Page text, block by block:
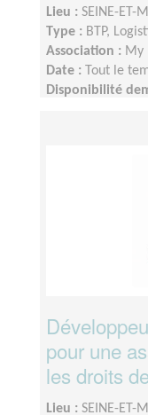
Lieu : SEINE-ET-
Type : BTP,
Association : My
Date :
Tout le
Disponibilité
pour une
les droits
Lieu : SEINE-ET-